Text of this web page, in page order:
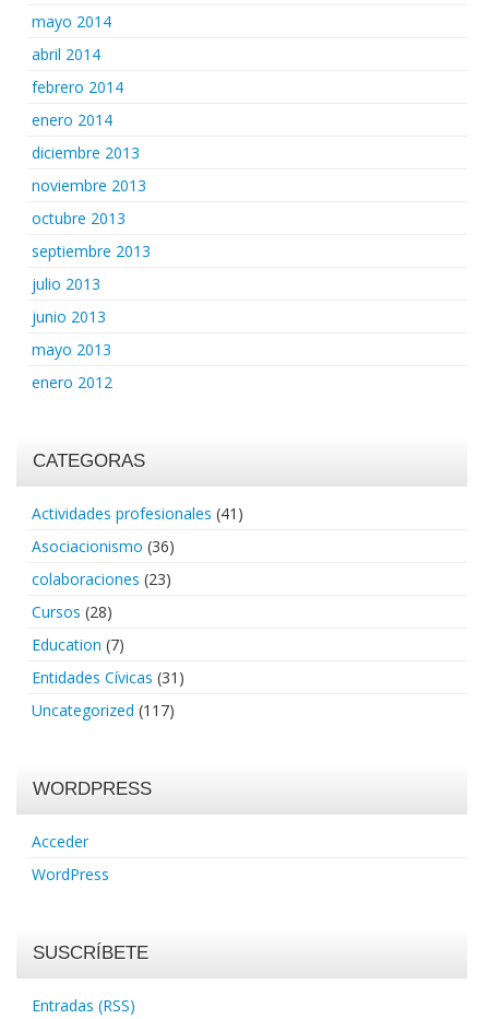
mayo 2014
abril 2014
febrero 2014
enero 2014
diciembre 2013
noviembre 2013
octubre 2013
septiembre 2013
julio 2013
junio 2013
mayo 2013
enero 2012
CATEGORAS
Actividades profesionales (41)
Asociacionismo (36)
colaboraciones (23)
Cursos (28)
Education (7)
Entidades Cívicas (31)
Uncategorized (117)
WORDPRESS
Acceder
WordPress
SUSCRÍBETE
Entradas (RSS)